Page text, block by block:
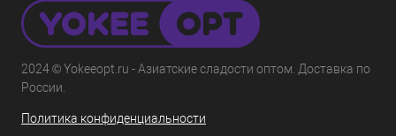
2024 © Yokeeopt.ru - Азиатские сладости оптом. Доставка по
России.
Политика конфиденциальности